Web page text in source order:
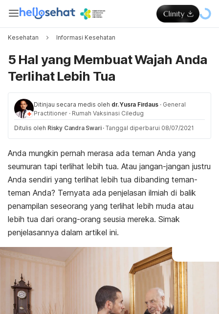
Kesehatan Informasi Kesehatan
5 Hal yang Membuat Wajah Anda
Terlihat Lebih Tua
Ditinjau secara medis oleh dr. Yusra Firdaus · General
Practitioner · Rumah Vaksinasi Ciledug
Ditulis oleh Risky Candra Swari · Tanggal diperbarui 08/07/2021
Anda mungkin pernah merasa ada teman Anda yang
seumuran tapi terlihat lebih tua. Atau jangan-jangan justru
Anda sendiri yang terlihat lebih tua dibanding teman-
teman Anda? Ternyata ada penjelasan ilmiah di balik
penampilan seseorang yang terlihat lebih muda atau
lebih tua dari orang-orang seusia mereka. Simak
penjelasannya dalam artikel ini.